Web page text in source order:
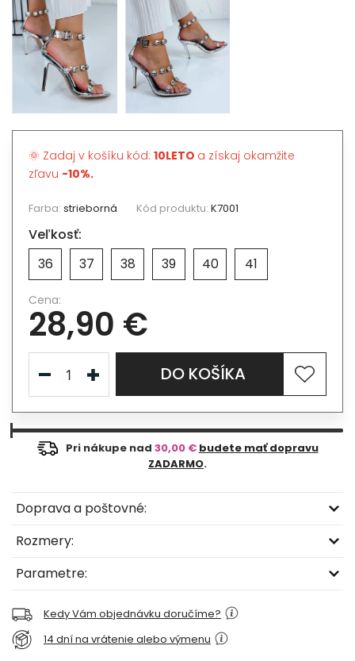
🌞 Zadaj v košíku kód: 10LETO a získaj okamžite
zľavu -10%.
Farba: strieborná Kód produktu: K7001
Veľkosť:
36
37 38 39 40 41
Cena:
28,90 €
DO KOŠÍKA
Pri nákupe nad 30,00 € budete mať dopravu
ZADARMO.
Doprava a poštovné:
Rozmery:
Parametre:
Kedy Vám objednávku doručíme?
14 dní na vrátenie alebo výmenu